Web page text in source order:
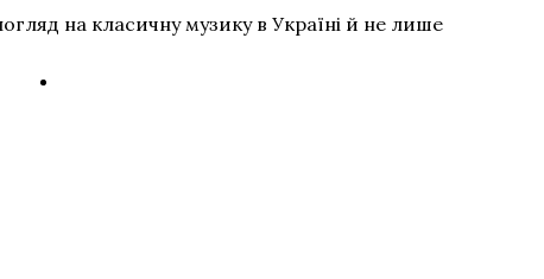
на класичну музику в Україні й не лише